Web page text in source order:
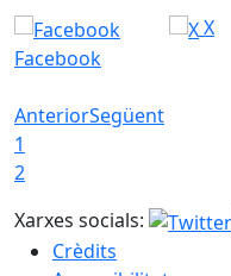
Facebook
X
AnteriorSegüent
1
2
Xarxes socials:
Crèdits